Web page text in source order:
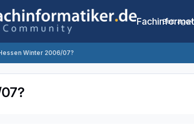
Beiträge
Winter 2006/07?